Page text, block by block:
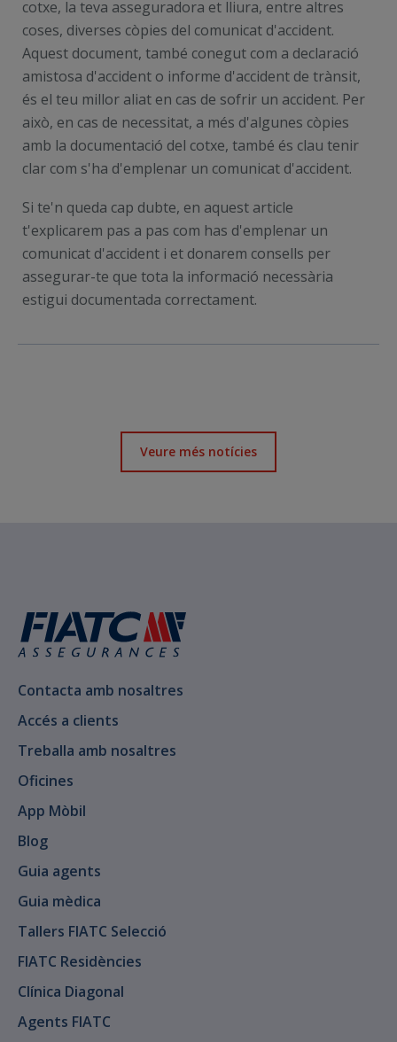
cotxe, la teva asseguradora et lliura, entre altres
coses, diverses còpies del comunicat d'accident.
Aquest document, també conegut com a declaració
amistosa d'accident o informe d'accident de trànsit,
és el teu millor aliat en cas de sofrir un accident. Per
això, en cas de necessitat, a més d'algunes còpies
amb la documentació del cotxe, també és clau tenir
clar com s'ha d'emplenar un comunicat d'accident.
Si te'n queda cap dubte, en aquest article
t'explicarem pas a pas com has d'emplenar un
comunicat d'accident i et donarem consells per
assegurar-te que tota la informació necessària
estigui documentada correctament.
Veure més notícies
Contacta amb nosaltres
Accés a clients
Treballa amb nosaltres
Oficines
App Mòbil
Blog
Guia agents
Guia mèdica
Tallers FIATC Selecció
FIATC Residències
Clínica Diagonal
Agents FIATC